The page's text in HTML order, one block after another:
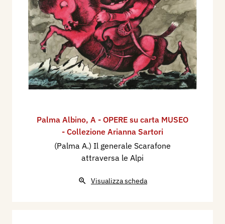
Palma Albino, A - OPERE su carta MUSEO
- Collezione Arianna Sartori
(Palma A.) Il generale Scarafone
attraversa le Alpi
Visualizza scheda